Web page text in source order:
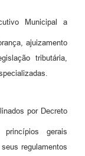
Municipal a
ajuizamento
tributária,
por Decreto
gerais
regulamentos